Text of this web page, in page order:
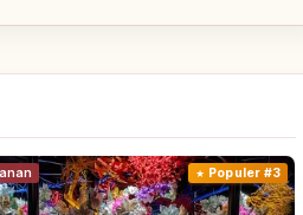
Populer #3